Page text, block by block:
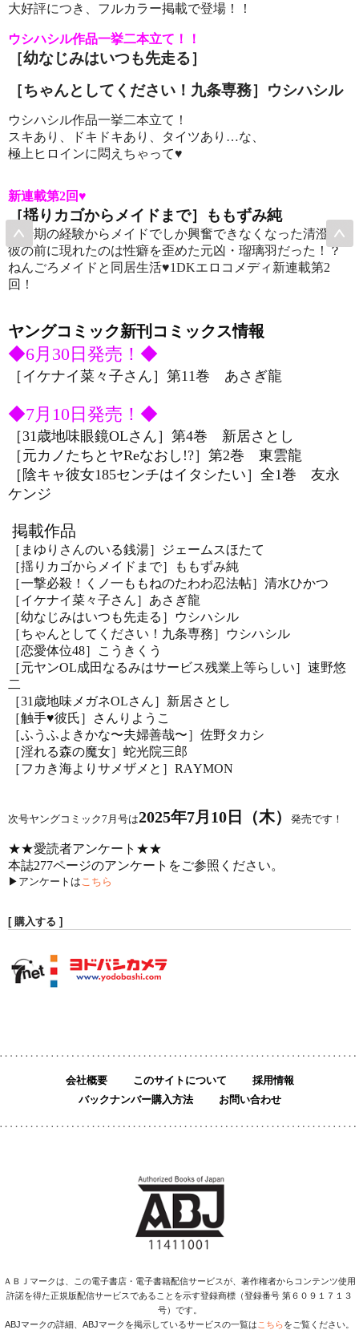
大好評につき、フルカラー掲載で登場！！
ウシハシル作品一挙二本立て！！
［幼なじみはいつも先走る］
［ちゃんとしてください！九条専務］ウシハシル
ウシハシル作品一挙二本立て！
スキあり、ドキドキあり、タイツあり…な、
極上ヒロインに悶えちゃって♥
新連載第2回♥
［揺りカゴからメイドまで］ももずみ純
幼少期の経験からメイドでしか興奮できなくなった清澄。
彼の前に現れたのは性癖を歪めた元凶・瑠璃羽だった！？
ねんごろメイドと同居生活♥1DKエロコメディ新連載第2
回！
ヤングコミック新刊コミックス情報
◆6月30日発売！◆
［イケナイ菜々子さん］第11巻 あさぎ龍
◆7月10日発売！◆
［31歳地味眼鏡OLさん］第4巻 新居さとし
［元カノたちとヤReなおし!?］第2巻 東雲龍
［陰キャ彼女185センチはイタシたい］全1巻 友永
ケンジ
掲載作品
［まゆりさんのいる銭湯］ジェームスほたて
［揺りカゴからメイドまで］ももずみ純
［一撃必殺！くノ一ももねのたわわ忍法帖］清水ひかつ
［イケナイ菜々子さん］あさぎ龍
［幼なじみはいつも先走る］ウシハシル
［ちゃんとしてください！九条専務］ウシハシル
［恋愛体位48］こうきくう
［元ヤンOL成田なるみはサービス残業上等らしい］速野悠
二
［31歳地味メガネOLさん］新居さとし
［触手♥彼氏］さんりようこ
［ふうふよきかな〜夫婦善哉〜］佐野タカシ
［淫れる森の魔女］蛇光院三郎
［フカき海よりサメザメと］RAYMON
次号ヤングコミック7月号は2025年7月10日（木） 発売です！
★★愛読者アンケート★★
本誌277ページのアンケートをご参照ください。
▶アンケートはこちら
[ 購入する ]
会社概要 このサイトについて
採用情報
バックナンバー購入方法
お問い合わせ
ＡＢＪマークは、この電子書店・電子書籍配信サービスが、著作権者からコンテンツ使用
許諾を得た正規版配信サービスであることを示す登録商標（登録番号 第６０９１７１３
号）です。
ABJマークの詳細、ABJマークを掲示しているサービスの一覧はこちらをご覧ください。